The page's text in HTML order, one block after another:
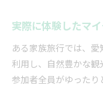
実際に体験したマ
ある家族旅行では、
利用し、自然豊かな観
参加者全員がゆった